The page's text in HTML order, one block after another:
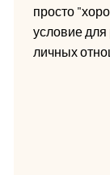
просто
условие
личных